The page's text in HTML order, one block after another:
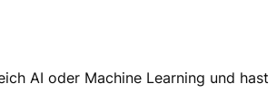
AI oder Machine Learning und hast